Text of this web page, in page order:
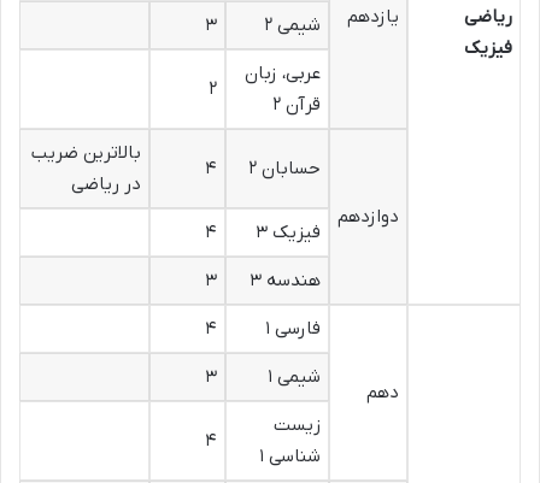
ریاضی
فیزیک
یازدهم
شیمی ۲
۳
عربی، زبان
قرآن ۲
۲
دوازدهم
حسابان ۲ ۴
بالاترین ضریب
در ریاضی
فیزیک ۳
۴
هندسه ۳
۳
دهم
فارسی ۱
۴
شیمی ۱
۳
زیست
شناسی ۱
۴